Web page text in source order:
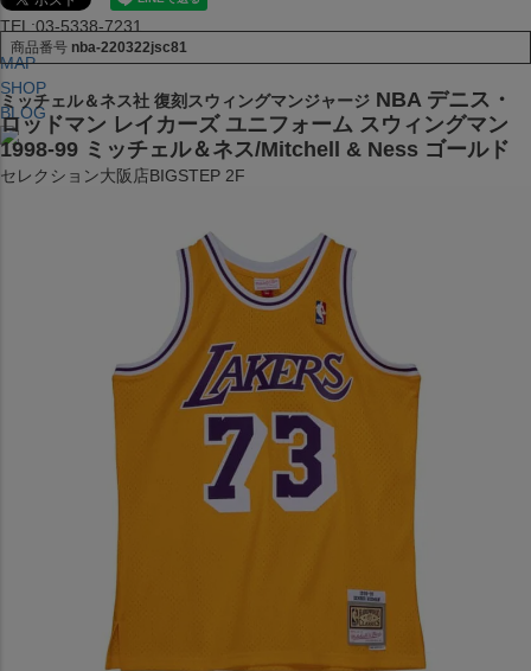
TEL:03-5338-7231
MAP
SHOP
BLOG
セレクション大阪店BIGSTEP 2F
大阪府大阪市中央区西心斎橋1丁目6番14号
東京都千代田区神田三崎町２丁目２２−１ 1F
商品番号 nba-220322jsc81
ミッチェル＆ネス社 復刻スウィングマンジャージ NBA デニス・
ロッドマン レイカーズ ユニフォーム スウィングマン
1998-99 ミッチェル＆ネス/Mitchell & Ness ゴールド